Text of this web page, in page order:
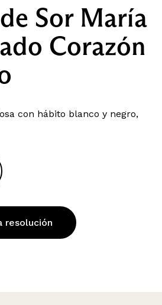
Sor María
Corazón
con hábito blanco y negro,
resolución